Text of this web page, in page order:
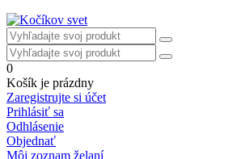
0
Košík je prázdny
Zaregistrujte si účet
Prihlásiť sa
Odhlásenie
Objednať
Môj zoznam želaní